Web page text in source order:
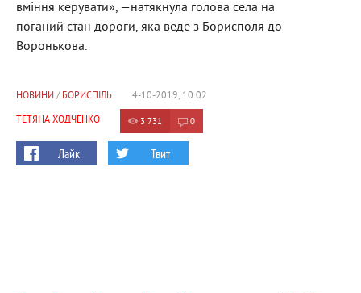
вміння керувати», —натякнула голова села на
поганий стан дороги, яка веде з Борисполя до
Воронькова.
НОВИНИ/ БОРИСПІЛЬ
4-10-2019, 10:02
ТЕТЯНА ХОДЧЕНКО
3 731 0
Лайк Твит